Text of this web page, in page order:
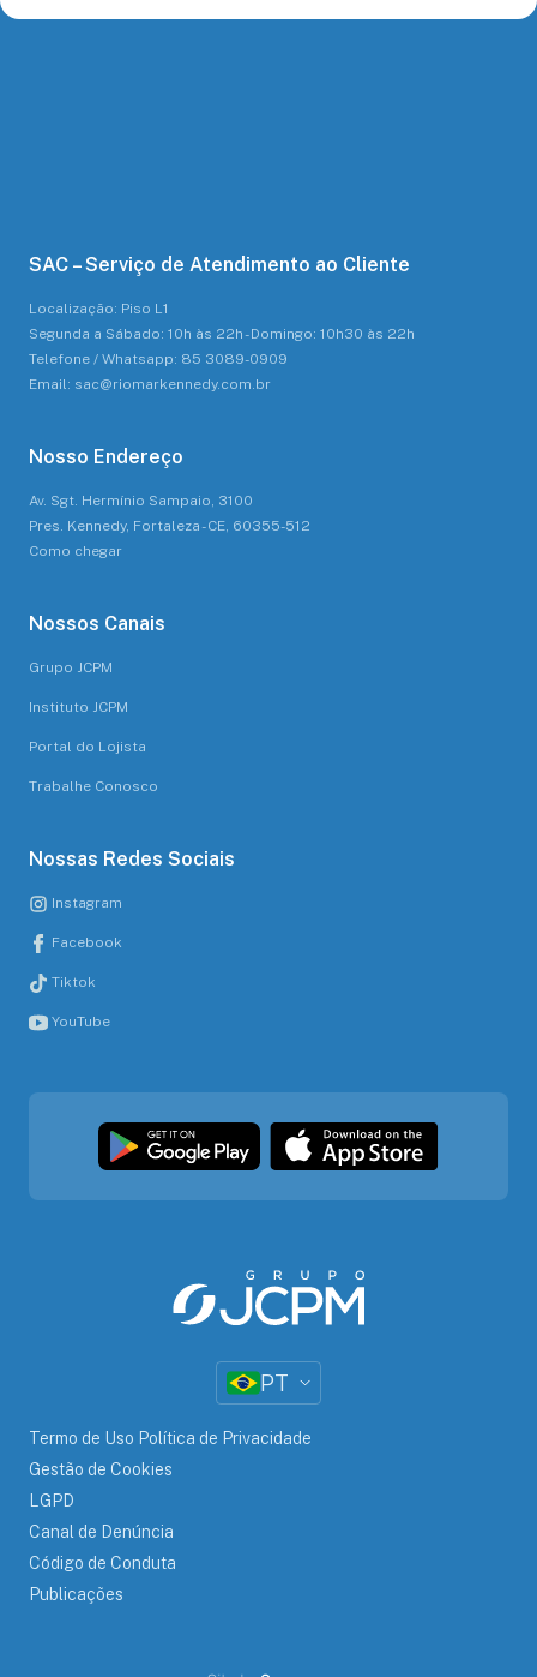
SAC – Serviço de Atendimento ao Cliente
Localização: Piso L1
Segunda a Sábado: 10h às 22h - Domingo: 10h30 às 22h
Telefone / Whatsapp: 85 3089-0909
Email: sac@riomarkennedy.com.br
Nosso Endereço
Av. Sgt. Hermínio Sampaio, 3100
Pres. Kennedy, Fortaleza - CE, 60355-512
Como chegar
Nossos Canais
Grupo JCPM
Instituto JCPM
Portal do Lojista
Trabalhe Conosco
Nossas Redes Sociais
Instagram
Facebook
Tiktok
YouTube
PT
Termo de Uso Política de Privacidade
Gestão de Cookies
LGPD
Canal de Denúncia
Código de Conduta
Publicações